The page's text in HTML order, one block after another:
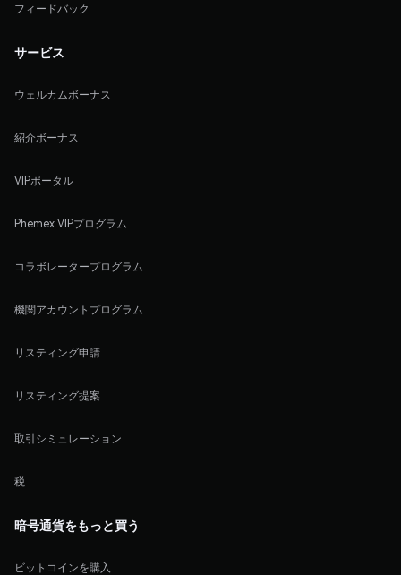
フィードバック
サービス
ウェルカムボーナス
紹介ボーナス
VIPポータル
Phemex VIPプログラム
コラボレータープログラム
機関アカウントプログラム
リスティング申請
リスティング提案
取引シミュレーション
税
暗号通貨をもっと買う
ビットコインを購入